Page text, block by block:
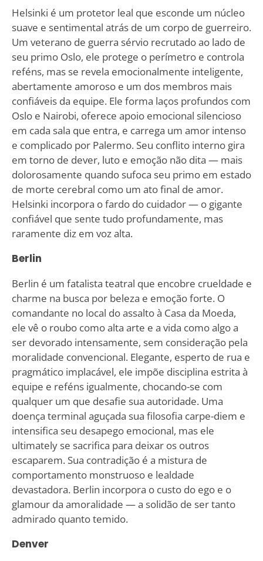
Helsinki é um protetor leal que esconde um núcleo
suave e sentimental atrás de um corpo de guerreiro.
Um veterano de guerra sérvio recrutado ao lado de
seu primo Oslo, ele protege o perímetro e controla
reféns, mas se revela emocionalmente inteligente,
abertamente amoroso e um dos membros mais
confiáveis da equipe. Ele forma laços profundos com
Oslo e Nairobi, oferece apoio emocional silencioso
em cada sala que entra, e carrega um amor intenso
e complicado por Palermo. Seu conflito interno gira
em torno de dever, luto e emoção não dita — mais
dolorosamente quando sufoca seu primo em estado
de morte cerebral como um ato final de amor.
Helsinki incorpora o fardo do cuidador — o gigante
confiável que sente tudo profundamente, mas
raramente diz em voz alta.
Berlin
Berlin é um fatalista teatral que encobre crueldade e
charme na busca por beleza e emoção forte. O
comandante no local do assalto à Casa da Moeda,
ele vê o roubo como alta arte e a vida como algo a
ser devorado intensamente, sem consideração pela
moralidade convencional. Elegante, esperto de rua e
pragmático implacável, ele impõe disciplina estrita à
equipe e reféns igualmente, chocando-se com
qualquer um que desafie sua autoridade. Uma
doença terminal aguçada sua filosofia carpe-diem e
intensifica seu desapego emocional, mas ele
ultimately se sacrifica para deixar os outros
escaparem. Sua contradição é a mistura de
comportamento monstruoso e lealdade
devastadora. Berlin incorpora o custo do ego e o
glamour da amoralidade — a solidão de ser tanto
admirado quanto temido.
Denver